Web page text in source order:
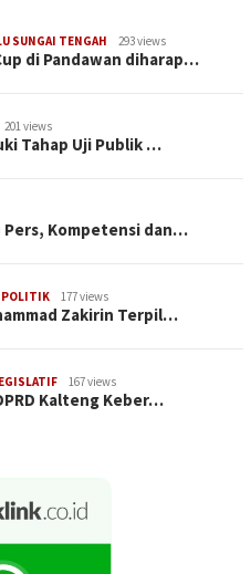
SUNGAI TENGAH 293 views
di Pandawan diharap…
201 views
Tahap Uji Publik …
Pers, Kompetensi dan…
POLITIK 177 views
Zakirin Terpil…
167 views
Kalteng Keber…